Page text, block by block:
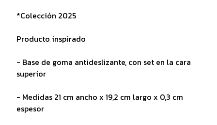
*Colección 2025
Producto inspirado
- Base de goma antideslizante, con set en la cara
superior
- Medidas 21 cm ancho x 19,2 cm largo x 0,3 cm
espesor